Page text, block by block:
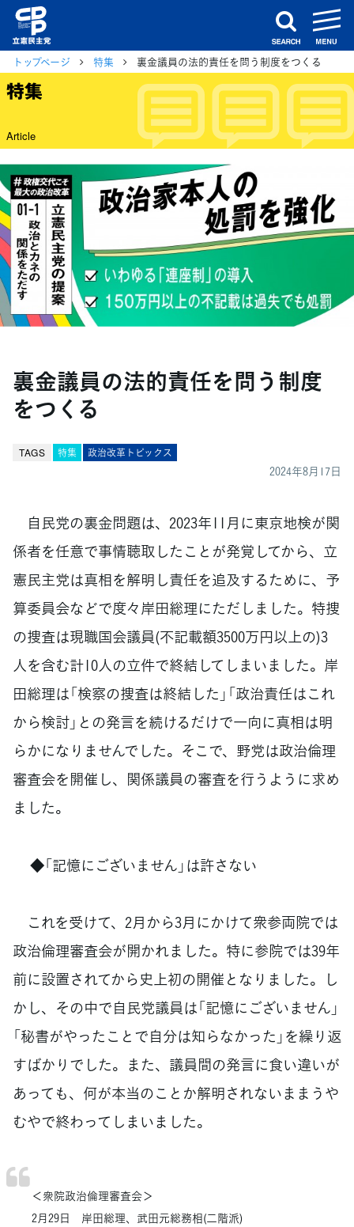
search
トップページ 特集 裏金議員の法的責任を問う制度をつくる
特集
Article
裏金議員の法的責任を問う制度
をつくる
TAGS 特集 政治改革トピックス
2024年8月17日
自民党の裏金問題は、2023年11月に東京地検が関
係者を任意で事情聴取したことが発覚してから、立
憲民主党は真相を解明し責任を追及するために、予
算委員会などで度々岸田総理にただしました。特捜
の捜査は現職国会議員(不記載額3500万円以上の)3
人を含む計10人の立件で終結してしまいました。岸
田総理は「検察の捜査は終結した」「政治責任はこれ
から検討」との発言を続けるだけで一向に真相は明
らかになりませんでした。そこで、野党は政治倫理
審査会を開催し、関係議員の審査を行うように求め
ました。
◆「記憶にございません」は許さない
これを受けて、2月から3月にかけて衆参両院では
政治倫理審査会が開かれました。特に参院では39年
前に設置されてから史上初の開催となりました。し
かし、その中で自民党議員は「記憶にございません」
「秘書がやったことで自分は知らなかった」を繰り返
すばかりでした。また、議員間の発言に食い違いが
あっても、何が本当のことか解明されないままうや
むやで終わってしまいました。
＜衆院政治倫理審査会＞
2月29日 岸田総理、武田元総務相(二階派)